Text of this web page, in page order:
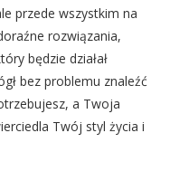
przede wszystkim na
rozwiązania,
będzie działał
bez problemu znaleźć
a Twoja
Twój styl życia i